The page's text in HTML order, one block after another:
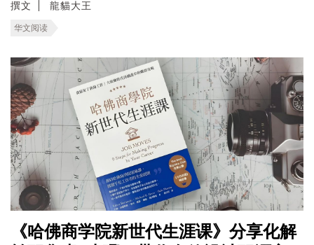
撰文 龍貓大王
华文阅读
《哈佛商学院新世代生涯课》分享化解